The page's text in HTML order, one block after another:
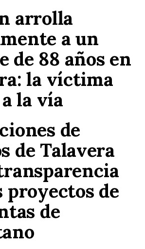
arrolla
a un
de 88 años en
la víctima
la vía
de
de Talavera
proyectos de
de